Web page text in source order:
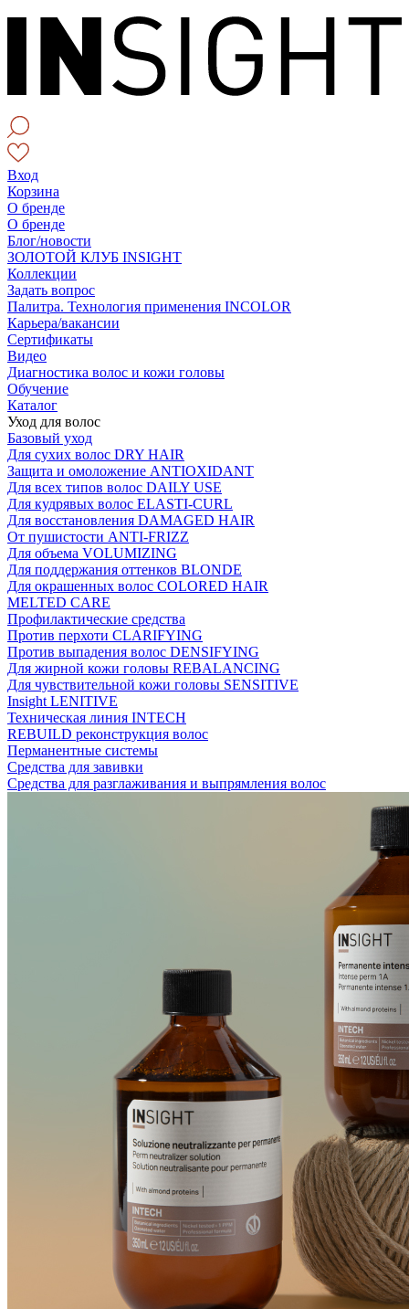
Вход
Корзина
О бренде
О бренде
Блог/новости
ЗОЛОТОЙ КЛУБ INSIGHT
Коллекции
Задать вопрос
Палитра. Технология применения INCOLOR
Карьера/вакансии
Сертификаты
Видео
Диагностика волос и кожи головы
Обучение
Каталог
Уход для волос
Базовый уход
Для сухих волос DRY HAIR
Защита и омоложение ANTIOXIDANT
Для всех типов волос DAILY USE
Для кудрявых волос ELASTI-CURL
Для восстановления DAMAGED HAIR
От пушистости ANTI-FRIZZ
Для объема VOLUMIZING
Для поддержания оттенков BLONDE
Для окрашенных волос COLORED HAIR
MELTED CARE
Профилактические средства
Против перхоти CLARIFYING
Против выпадения волос DENSIFYING
Для жирной кожи головы REBALANCING
Для чувствительной кожи головы SENSITIVE
Insight LENITIVE
Техническая линия INTECH
REBUILD реконструкция волос
Перманентные системы
Средства для завивки
Средства для разглаживания и выпрямления волос